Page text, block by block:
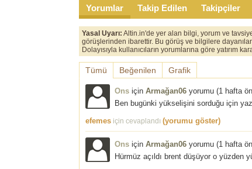
Yorumlar Takip Edilen Takipçiler
Yasal Uyarı: Altin.in'de yer alan bilgi, yorum ve
görüşlerinden ibarettir. Bu görüş ve bilgilere
Dolayısıyla kullanıcıların yorumlarına göre yatırım
Tümü Beğenilen Grafik
Ons için Armağan06 yorumu (1 hafta
Ben bugünki yükselişini sorduğu için
efemes için cevaplandı (yorumu göster)
Ons için Armağan06 yorumu (1 hafta
Hürmüz açıldı brent düşüyor o yüzden